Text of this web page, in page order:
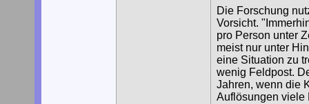
Die Forschung
Vorsicht.
pro Person unter
meist nur unter
eine Situation zu
wenig Feldpost.
Jahren, wenn die
Auflösungen viele